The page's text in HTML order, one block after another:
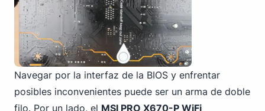
Navegar por la interfaz de la BIOS y enfrentar
posibles inconvenientes puede ser un arma de doble
filo. Por un lado, el MSI PRO X670-P WiFi